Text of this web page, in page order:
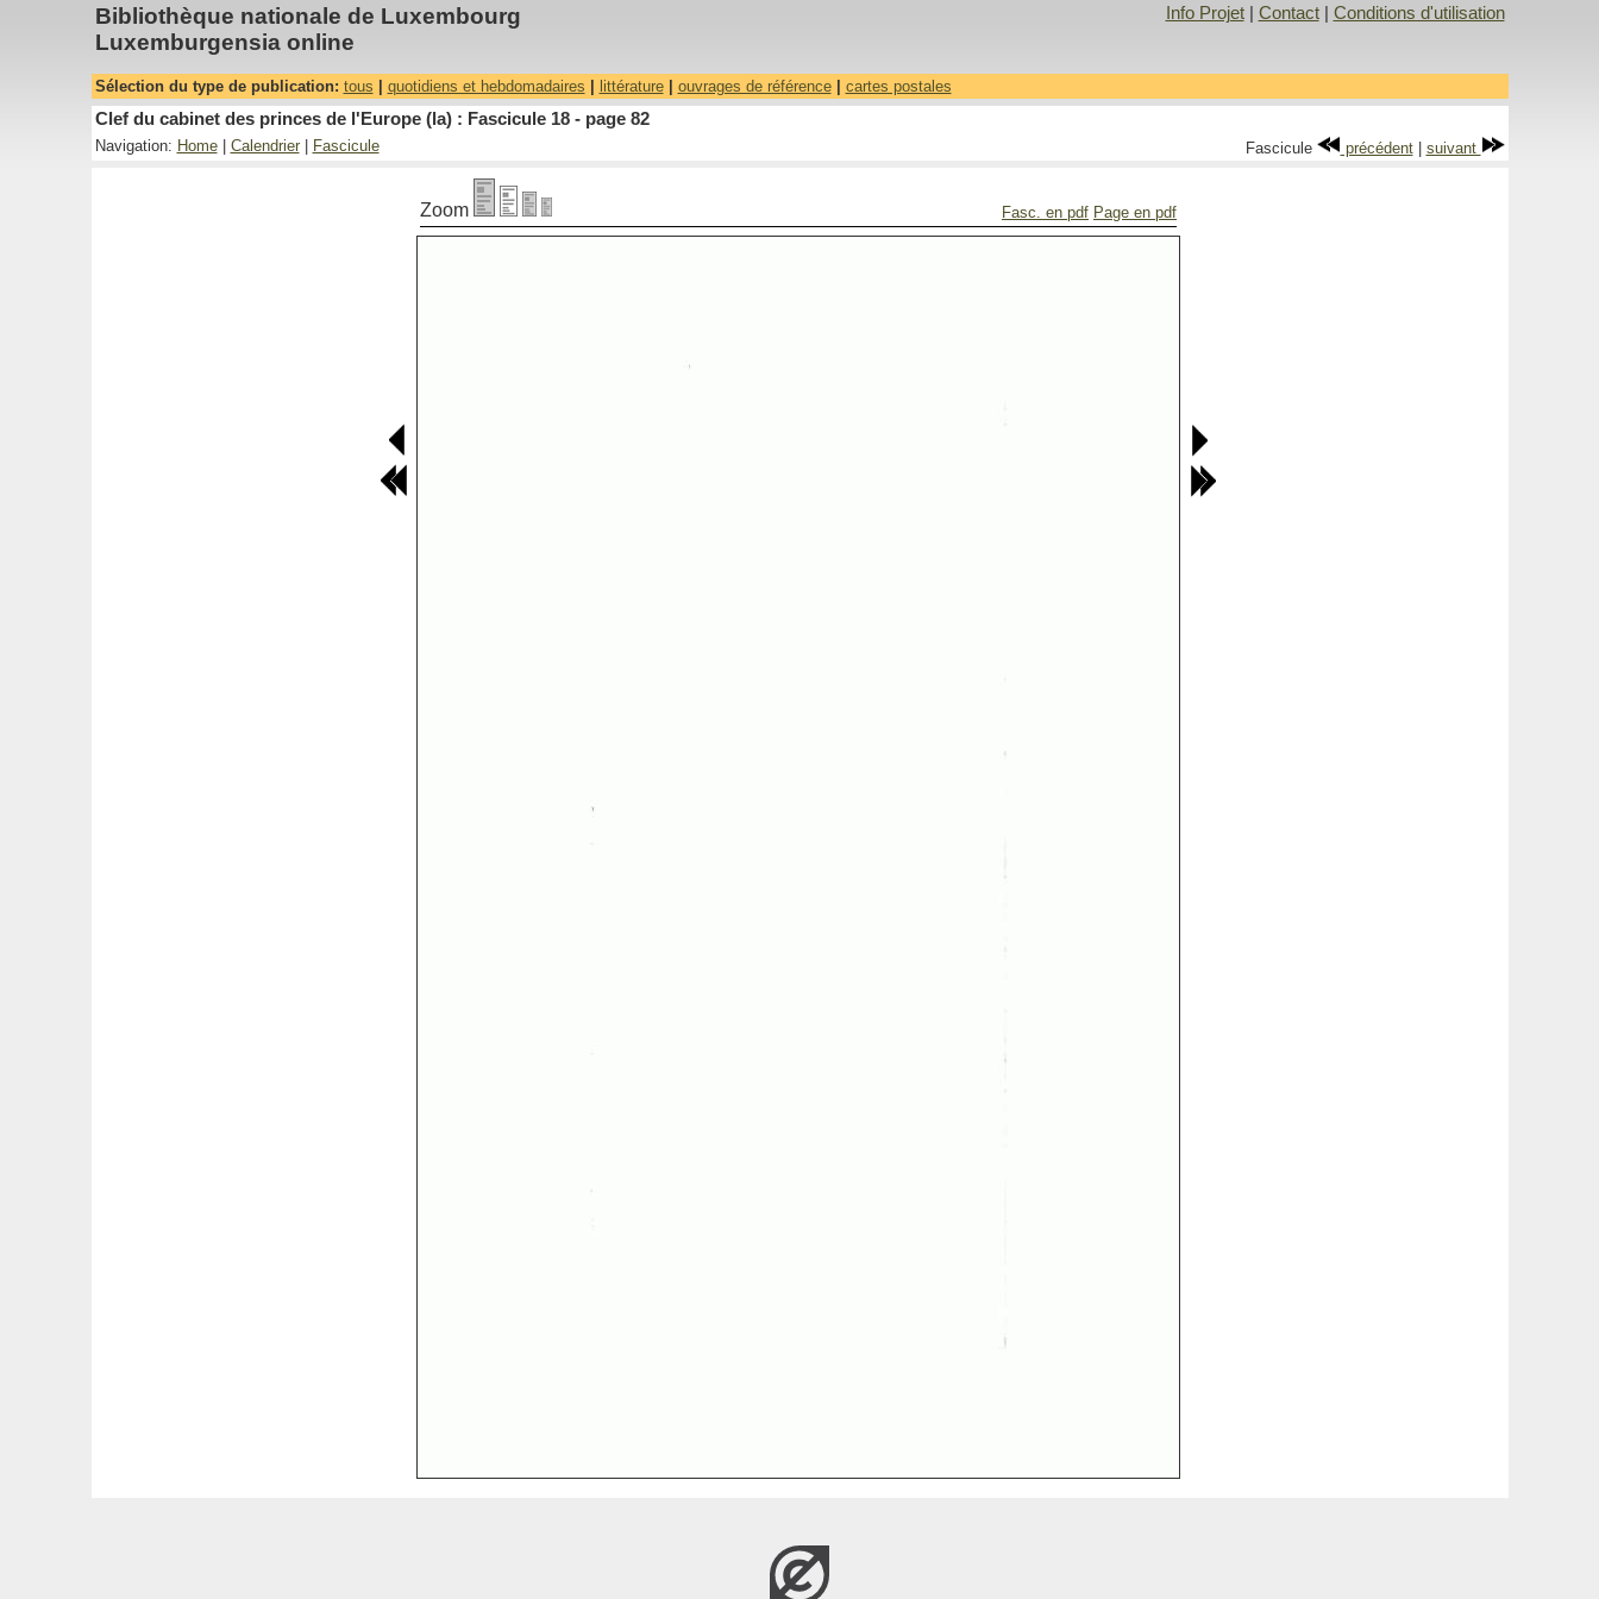
Bibliothèque nationale de Luxembourg
Luxemburgensia online
Info Projet| Contact| Conditions d'utilisation
Sélection du type de publication: tous quotidiens et hebdomadaires littérature| ouvrages de référence| cartes postales
Clef du cabinet des princes de l'Europe (la) : Fascicule 18 - page 82
Navigation: Home| Calendrier| Fascicule Fascicule précédent| suivant
Zoom Fasc. en pdf Page en pdf